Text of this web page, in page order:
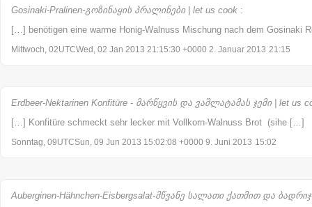
Gosinaki-Pralinen-გოზინაყის პრალინები | let us cook :
[…] benötigen eine warme Honig-Walnuss Mischung nach dem Gosinaki
Mittwoch, 02UTCWed, 02 Jan 2013 21:15:30 +0000 2. Januar 2013 21:15
Erdbeer-Nektarinen Konfitüre - მარწყვის და ვაშლატამას ჯემი | let us
[…] Konfitüre schmeckt sehr lecker mit Vollkorn-Walnuss Brot (sihe […]
Sonntag, 09UTCSun, 09 Jun 2013 15:02:08 +0000 9. Juni 2013 15:02
Auberginen-Hähnchen-Eisbergsalat-მწვანე სალათი ქათმით და